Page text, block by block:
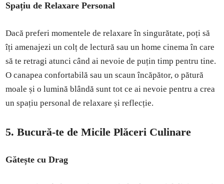
Spațiu de Relaxare Personal
Dacă preferi momentele de relaxare în singurătate, poți să
îți amenajezi un colț de lectură sau un home cinema în care
să te retragi atunci când ai nevoie de puțin timp pentru tine.
O canapea confortabilă sau un scaun încăpător, o pătură
moale și o lumină blândă sunt tot ce ai nevoie pentru a crea
un spațiu personal de relaxare și reflecție.
5. Bucură-te de Micile Plăceri Culinare
Gătește cu Drag